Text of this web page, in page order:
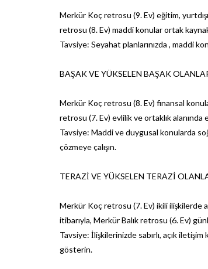
Merkür Koç retrosu (9. Ev) eğitim,
retrosu (8. Ev) maddi konular ortak
Tavsiye: Seyahat planlarınızda , maddi
BAŞAK VE YÜKSELEN BAŞAK
Merkür Koç retrosu (8. Ev) finansal
retrosu (7. Ev) evlilik ve ortaklık alanında
Tavsiye: Maddi ve duygusal konularda
çözmeye çalışın.
TERAZİ VE YÜKSELEN TERAZİ
Merkür Koç retrosu (7. Ev) ikili ilişkilerde
itibarıyla, Merkür Balık retrosu (6. Ev)
Tavsiye: İlişkilerinizde sabırlı, açık
gösterin.